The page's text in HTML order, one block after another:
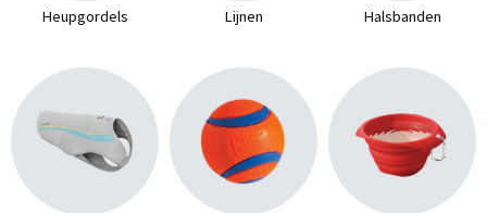
Heupgordels Lijnen Halsbanden